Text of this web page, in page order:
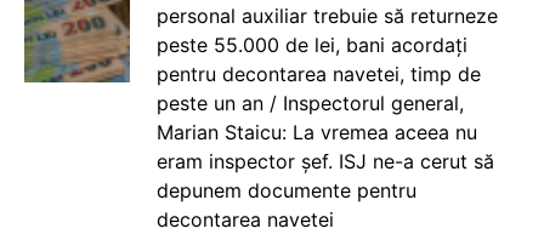
personal auxiliar trebuie să returneze
peste 55.000 de lei, bani acordați
pentru decontarea navetei, timp de
peste un an / Inspectorul general,
Marian Staicu: La vremea aceea nu
eram inspector șef. ISJ ne-a cerut să
depunem documente pentru
decontarea navetei